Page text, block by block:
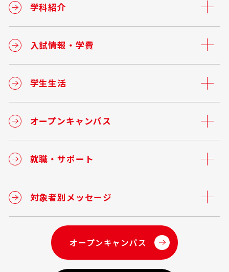
学科紹介
入試情報・学費
学生生活
オープンキャンパス
就職・サポート
対象者別メッセージ
オープンキャンパス